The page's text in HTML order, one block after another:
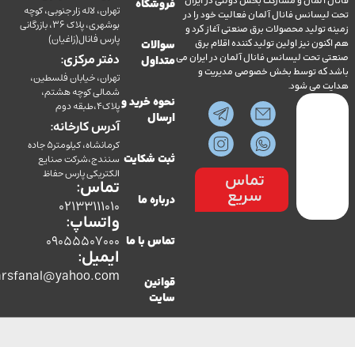
فانال آلمان فعالیت خود را در
محصولات برق صنعتی آغاز کرد و
نیز اولین تولید کننده اقلام برق
لیسانس فانال آلمان در ایران می
توسط بخش خصوصی مدیریت و
می شود.
تماس
سریع
فروشگاه
سوالات
متداول
نحوه خرید و
ثبت شکایت
درباره ما
تماس با ما
قوانین
تهران، لاله زار جنوبی، کوچه
بوشهری، پلاک 36، بازرگانی
پارس فانال(زاغیان)
دفتر مرکزی:
تهران، خیابان فلسطین،
شمالی کوچه هشتم،
پلاک4،طبقه دوم
آدرس کارخانه:
کرمانشاه، کیلومتر5 جاده
سنندج،شرکت صنایع
الکتریکی پارس حفاظ
تماس:
02133111010
واتساپ:
09055507000
ایمیل:
co.parsfanal@yahoo.com